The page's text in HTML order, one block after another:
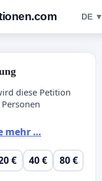
DE ▼
diese Petition
Personen
mehr …
€ 40 € 80 €